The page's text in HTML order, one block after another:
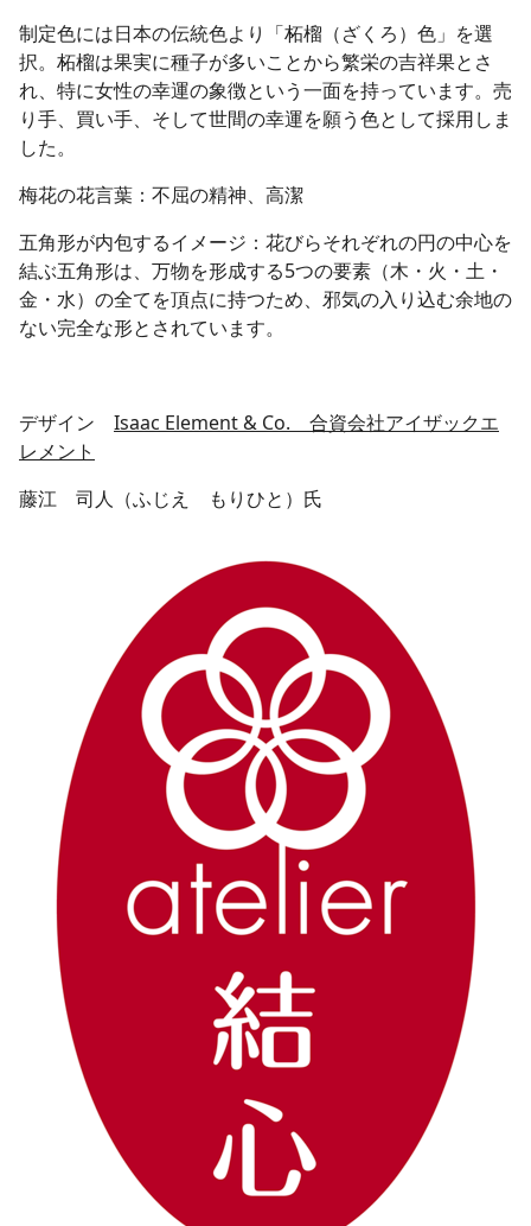
制定色には日本の伝統色より「柘榴（ざくろ）色」を選
択。柘榴は果実に種子が多いことから繁栄の吉祥果とさ
れ、特に女性の幸運の象徴という一面を持っています。売
り手、買い手、そして世間の幸運を願う色として採用しま
した。
梅花の花言葉：不屈の精神、高潔
五角形が内包するイメージ：花びらそれぞれの円の中心を
結ぶ五角形は、万物を形成する5つの要素（木・火・土・
金・水）の全てを頂点に持つため、邪気の入り込む余地の
ない完全な形とされています。
デザイン Isaac Element & Co. 合資会社アイザックエ
レメント
藤江 司人（ふじえ もりひと）氏